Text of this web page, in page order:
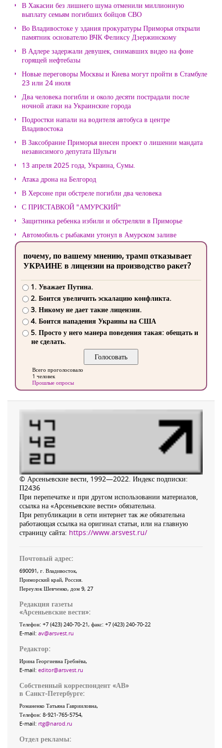
В Хакасии без лишнего шума отменили миллионную
выплату семьям погибших бойцов СВО
Во Владивостоке у здания прокуратуры Приморья открыли
памятник основателю ВЧК Феликсу Дзержинскому
В Адлере задержали девушек, снимавших видео на фоне
горящей нефтебазы
Новые переговоры Москвы и Киева могут пройти в Стамбуле
23 или 24 июля
Два человека погибли и около десяти пострадали после
ночной атаки на Украинские города
Подростки напали на водителя автобуса в центре
Владивостока
В Заксобрание Приморья внесен проект о лишении мандата
независимого депутата Шульги
13 апреля 2025 года, Украина, Сумы.
Атака дрона на Белгород
В Херсоне при обстреле погибли два человека
С ПРИСТАВКОЙ "АМУРСКИЙ"
Защитника ребенка избили и обстреляли в Приморье
Автомобиль с рыбаками утонул в Амурском заливе
почему, по вашему мнению, трамп отказывает
УКРАИНЕ в лицензии на производство ракет?
1. Уважает Путина.
2. Боится увеличить эскалацию конфликта.
3. Никому не дает такие лицензии.
4. Боится нападения Украины на США
5. Просто у него манера поведения такая: обещать и
не сделать.
Всего проголосовало
1 человек
Прошлые опросы
© Арсеньевские вести, 1992—2022. Индекс подписки:
П2436
При перепечатке и при другом использовании материалов,
ссылка на «Арсеньевские вести» обязательна.
При републикации в сети интернет так же обязательна
работающая ссылка на оригинал статьи, или на главную
страницу сайта: https://www.arsvest.ru/
Почтовый адрес:
690091, г. Владивосток,
Приморский край, Россия
Переулок Шевченко, дом 9, 27
Редакция газеты
«Арсеньевские вести»:
Телефон: +7 (423) 240-70-21, факс: +7 (423) 240-70-22
E-mail: av@arsvest.ru
Редактор:
Ирина Георгиевна Гребнёва,
E-mail: editor@arsvest.ru
Собственный корреспондент «АВ»
в Санкт-Петербурге:
Романенко Татьяна Гаврииловна,
Телефон: 8-921-765-5754,
E-mail: rtg@narod.ru
Отдел рекламы: